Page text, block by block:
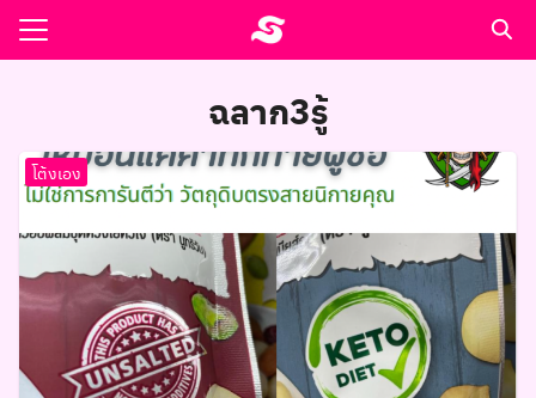
Skip
to
อาหาร ตำรับเอ๋
า90+1
รแกรมคำนวนเพื่อสุขภาพ
ฉลาก3รู้
โต้งเอง